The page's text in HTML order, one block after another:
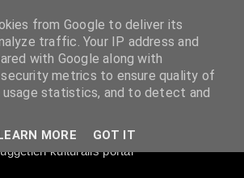
kulturális portál
from Google to deliver its
traffic. Your IP address and
with Google along with
metrics to ensure quality of
usage statistics, and to detect and
MORE GOT IT